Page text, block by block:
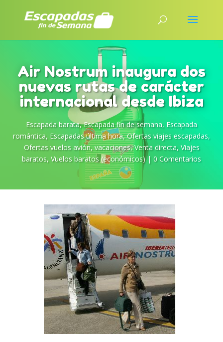
Air Nostrum inaugura dos
nuevas rutas de carácter
internacional desde Ibiza
Escapada barata,Escapada fin de semana, Escapada
romántica, Escapadas última hora,Ofertas viajes escapadas,
Ofertas vuelos avión,vacaciones,Venta directa, Viajes
baratos, Vuelos baratos (económicos)| 0 Comentarios